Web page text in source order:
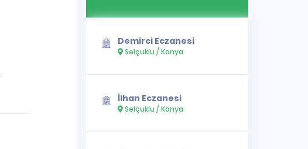
Demirci Eczanesi
Selçuklu / Konya
İlhan Eczanesi
Selçuklu / Konya